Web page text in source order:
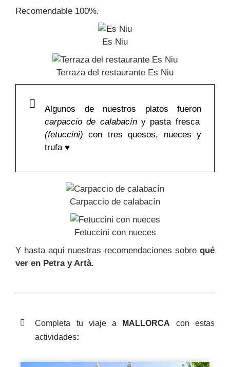
Recomendable 100%.
Es Niu
Terraza del restaurante Es Niu
Algunos de nuestros platos fueron
carpaccio de calabacíny pasta fresca
(fetuccini) con tres quesos, nueces y
trufa ♥
Carpaccio de calabacín
Fetuccini con nueces
Y hasta aquí nuestras recomendaciones sobre qué
ver en Petra y Artà.
Completa tu viaje a MALLORCA con estas
actividades: